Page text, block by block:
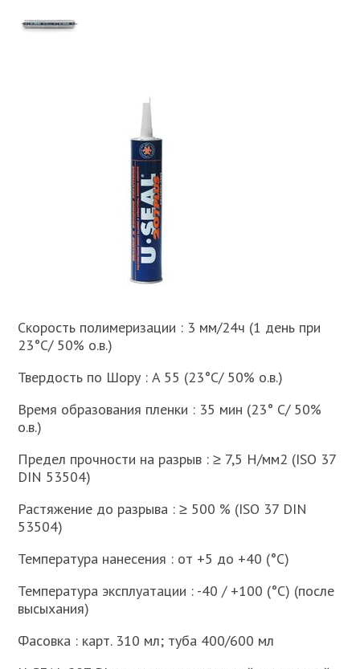
Скорость полимеризации : 3 мм/24ч (1 день при
23°C/ 50% о.в.)
Твердость по Шору : A 55 (23°C/ 50% о.в.)
Время образования пленки : 35 мин (23° C/ 50%
о.в.)
Предел прочности на разрыв : ≥ 7,5 Н/мм2 (ISO 37
DIN 53504)
Растяжение до разрыва : ≥ 500 % (ISO 37 DIN
53504)
Температура нанесения : от +5 до +40 (°C)
Температура эксплуатации : -40 / +100 (°C) (после
высыхания)
Фасовка : карт. 310 мл; туба 400/600 мл